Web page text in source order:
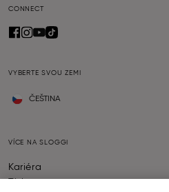
CONNECT
VYBERTE SVOU ZEMI
ČEŠTINA
VÍCE NA SLOGGI
Kariéra